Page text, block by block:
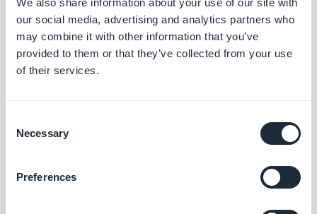
We also share information about your use of our site with
our social media, advertising and analytics partners who
may combine it with other information that you’ve
provided to them or that they’ve collected from your use
of their services.
Selection
Necessary
Preferences
Passen Sie die URLs Ihrer App an, um die
Suchmaschinenoptimierung zu verbessern,
Links besser lesbar zu machen und das
Teilen von Links zu erleichtern.
GoodBarber integrieren Sie eine interne
Nutzer Ihre Inhalte schnell finden können.